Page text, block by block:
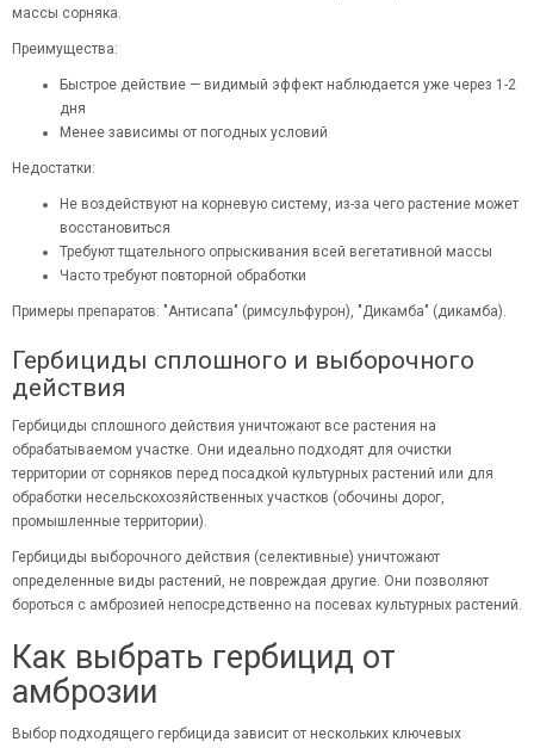
массы сорняка.
Преимущества:
Быстрое действие — видимый эффект наблюдается уже через 1-2
дня
Менее зависимы от погодных условий
Недостатки:
Не воздействуют на корневую систему, из-за чего растение может
восстановиться
Требуют тщательного опрыскивания всей вегетативной массы
Часто требуют повторной обработки
Примеры препаратов: "Антисапа" (римсульфурон), "Дикамба" (дикамба).
Гербициды сплошного и выборочного
действия
Гербициды сплошного действия уничтожают все растения на
обрабатываемом участке. Они идеально подходят для очистки
территории от сорняков перед посадкой культурных растений или для
обработки несельскохозяйственных участков (обочины дорог,
промышленные территории).
Гербициды выборочного действия (селективные) уничтожают
определенные виды растений, не повреждая другие. Они позволяют
бороться с амброзией непосредственно на посевах культурных растений.
Как выбрать гербицид от
амброзии
Выбор подходящего гербицида зависит от нескольких ключевых